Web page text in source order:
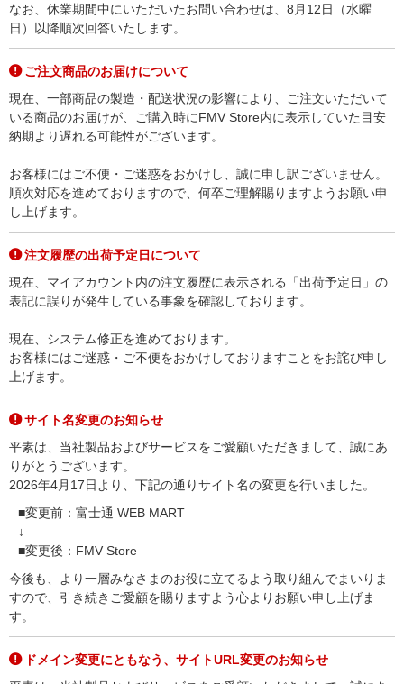
なお、休業期間中にいただいたお問い合わせは、8月12日（水曜
日）以降順次回答いたします。
ご注文商品のお届けについて
現在、一部商品の製造・配送状況の影響により、ご注文いただいて
いる商品のお届けが、ご購入時にFMV Store内に表示していた目安
納期より遅れる可能性がございます。
お客様にはご不便・ご迷惑をおかけし、誠に申し訳ございません。
順次対応を進めておりますので、何卒ご理解賜りますようお願い申
し上げます。
注文履歴の出荷予定日について
現在、マイアカウント内の注文履歴に表示される「出荷予定日」の
表記に誤りが発生している事象を確認しております。
現在、システム修正を進めております。
お客様にはご迷惑・ご不便をおかけしておりますことをお詫び申し
上げます。
サイト名変更のお知らせ
平素は、当社製品およびサービスをご愛顧いただきまして、誠にあ
りがとうございます。
2026年4月17日より、下記の通りサイト名の変更を行いました。
■変更前：富士通 WEB MART
↓
■変更後：FMV Store
今後も、より一層みなさまのお役に立てるよう取り組んでまいりま
すので、引き続きご愛顧を賜りますよう心よりお願い申し上げま
す。
ドメイン変更にともなう、サイトURL変更のお知らせ